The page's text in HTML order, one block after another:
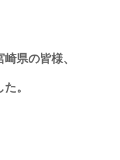
県の皆様、
。